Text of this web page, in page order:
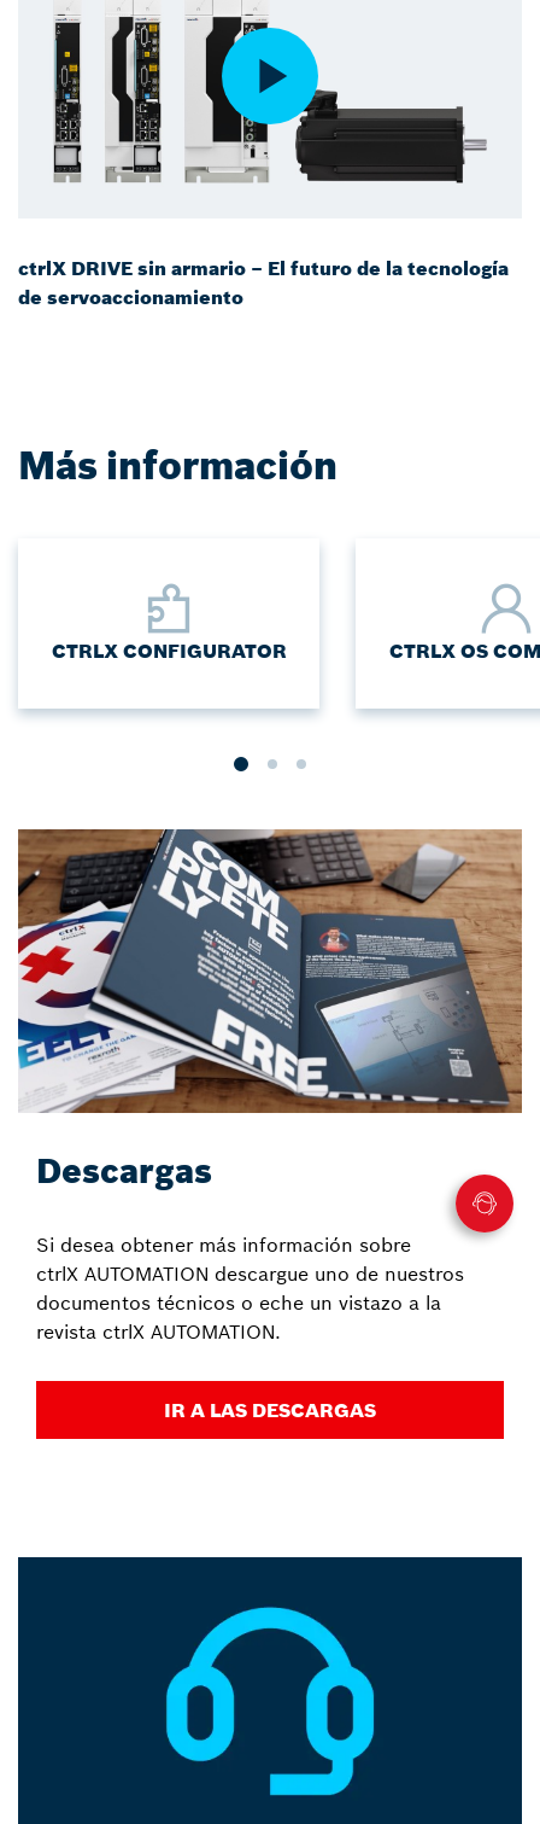
ctrlX DRIVE sin armario – El futuro de la tecnología
de servoaccionamiento
Más información
CTRLX CONFIGURATOR CTRLX OS
Descargas
Si desea obtener más información sobre
ctrlX AUTOMATION descargue uno de nuestros
documentos técnicos o eche un vistazo a la
revista ctrlX AUTOMATION.
IR A LAS DESCARGAS